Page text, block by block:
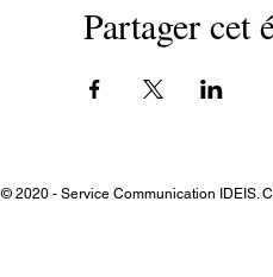
Partager cet
© 2020 - Service Communication IDEIS.